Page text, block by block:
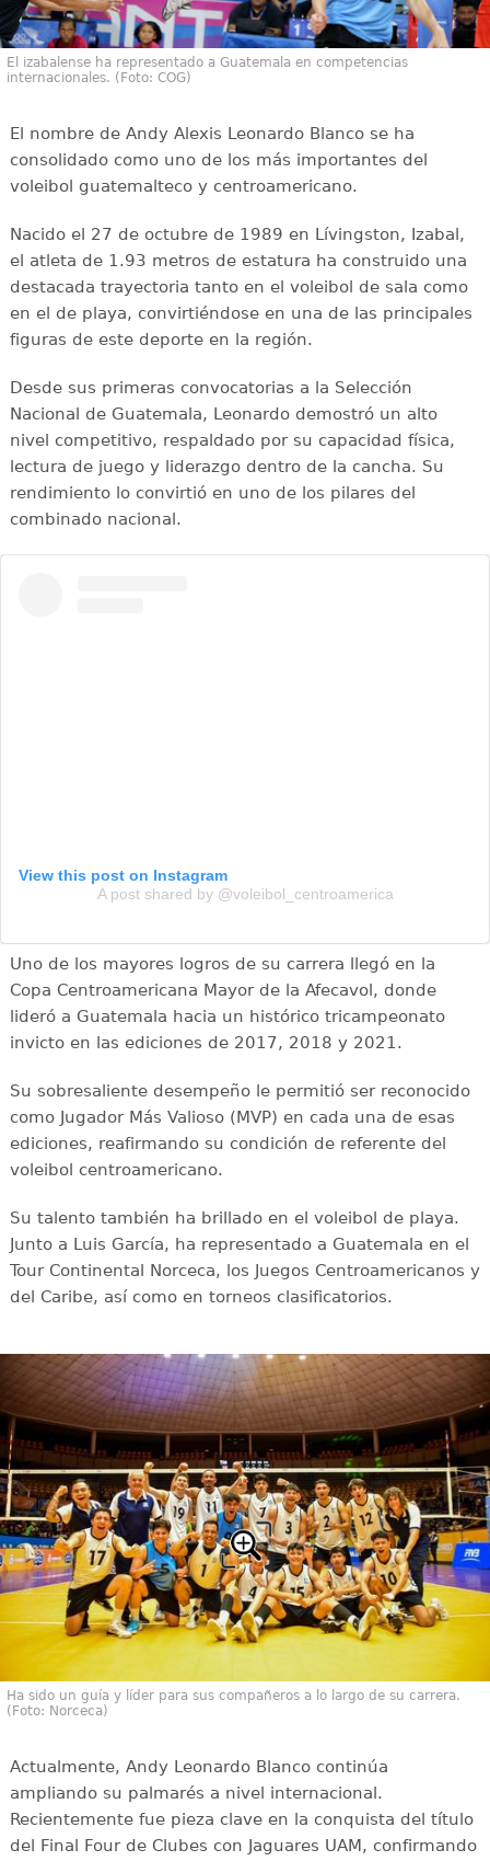
El izabalense ha representado a Guatemala en competencias
internacionales. (Foto: COG)
El nombre de Andy Alexis Leonardo Blanco se ha
consolidado como uno de los más importantes del
voleibol guatemalteco y centroamericano.
Nacido el 27 de octubre de 1989 en Lívingston, Izabal,
el atleta de 1.93 metros de estatura ha construido una
destacada trayectoria tanto en el voleibol de sala como
en el de playa, convirtiéndose en una de las principales
figuras de este deporte en la región.
Desde sus primeras convocatorias a la Selección
Nacional de Guatemala, Leonardo demostró un alto
nivel competitivo, respaldado por su capacidad física,
lectura de juego y liderazgo dentro de la cancha. Su
rendimiento lo convirtió en uno de los pilares del
combinado nacional.
View this post on Instagram
A post shared by @voleibol_centroamerica
Uno de los mayores logros de su carrera llegó en la
Copa Centroamericana Mayor de la Afecavol, donde
lideró a Guatemala hacia un histórico tricampeonato
invicto en las ediciones de 2017, 2018 y 2021.
Su sobresaliente desempeño le permitió ser reconocido
como Jugador Más Valioso (MVP) en cada una de esas
ediciones, reafirmando su condición de referente del
voleibol centroamericano.
Su talento también ha brillado en el voleibol de playa.
Junto a Luis García, ha representado a Guatemala en el
Tour Continental Norceca, los Juegos Centroamericanos y
del Caribe, así como en torneos clasificatorios.
Ha sido un guía y líder para sus compañeros a lo largo de su carrera.
(Foto: Norceca)
Actualmente, Andy Leonardo Blanco continúa
ampliando su palmarés a nivel internacional.
Recientemente fue pieza clave en la conquista del título
del Final Four de Clubes con Jaguares UAM, confirmando